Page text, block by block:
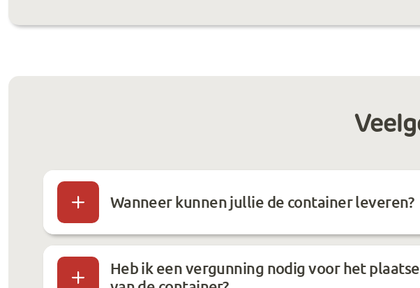
Wanneer kunnen jullie de container leveren?
Heb ik een vergunning nodig voor het